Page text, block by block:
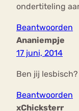
ondertiteling
Beantwoorden
Ananiempje
17 juni, 2014
Ben jij lesbisch?
Beantwoorden
xChicksterr